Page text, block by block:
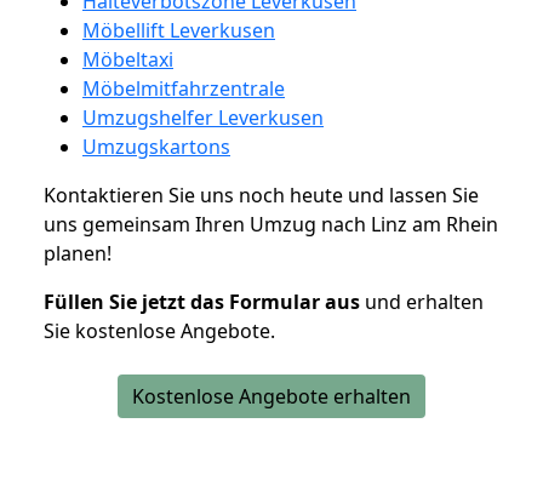
Möbellift Leverkusen
Möbeltaxi
Möbelmitfahrzentrale
Umzugshelfer Leverkusen
Umzugskartons
Kontaktieren Sie uns noch heute und lassen Sie
uns gemeinsam Ihren Umzug nach Linz am Rhein
planen!
Füllen Sie jetzt das Formular aus und erhalten
Sie kostenlose Angebote.
Kostenlose Angebote erhalten